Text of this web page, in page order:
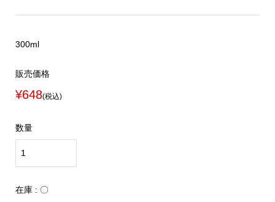
300ml
販売価格
¥648(税込)
数量
在庫 : 〇